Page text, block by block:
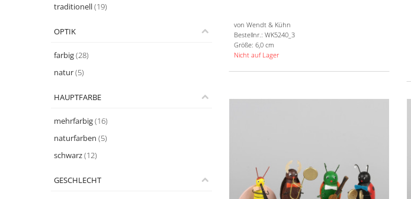
traditionell(19)
OPTIK
farbig(28)
natur(5)
HAUPTFARBE
mehrfarbig(16)
naturfarben (5)
schwarz(12)
GESCHLECHT
von Wendt & Kühn
Bestellnr.: WK5240_3
Größe: 6,0 cm
Nicht auf Lager